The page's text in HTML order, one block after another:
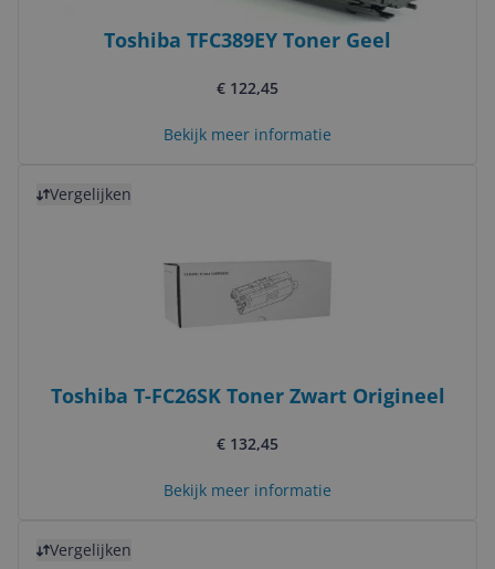
Toshiba TFC389EY Toner Geel
€ 122,45
Bekijk meer informatie
Vergelijken
Toshiba T-FC26SK Toner Zwart Origineel
€ 132,45
Bekijk meer informatie
Vergelijken